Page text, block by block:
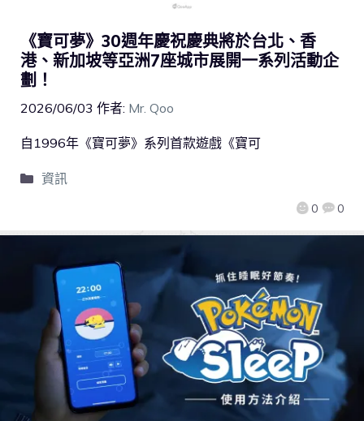
《寶可夢》30週年慶祝慶典將於台北、香
港、新加坡等亞洲7座城市展開一系列活動企
劃！
2026/06/03 作者: Mr. Qoo
0 0
自1996年《寶可夢》系列首款遊戲《寶可
資訊